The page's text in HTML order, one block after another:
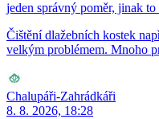
jeden správný poměr, jinak
Čištění dlažebních kostek
velkým problémem. Mnoho
Chalupáři-Zahrádkáři
8. 8. 2026, 18:28